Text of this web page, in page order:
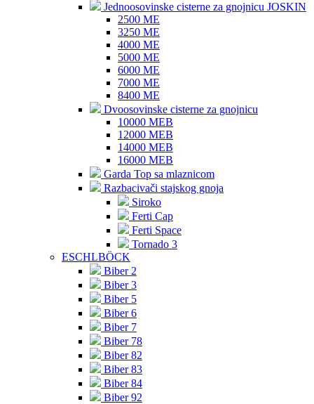
Jednoosovinske cisterne za gnojnicu JOSKIN
2500 ME
3250 ME
4000 ME
5000 ME
6000 ME
7000 ME
8400 ME
Dvoosovinske cisterne za gnojnicu
10000 MEB
12000 MEB
14000 MEB
16000 MEB
Garda Top sa mlaznicom
Razbacivači stajskog gnoja
Siroko
Ferti Cap
Ferti Space
Tornado 3
ESCHLBÖCK
Biber 2
Biber 3
Biber 5
Biber 6
Biber 7
Biber 78
Biber 82
Biber 83
Biber 84
Biber 92